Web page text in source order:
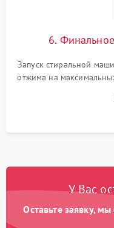
6.
Запуск стиральной
отжима на
корректности
посторонних
У Вас
Оставьте заявку,